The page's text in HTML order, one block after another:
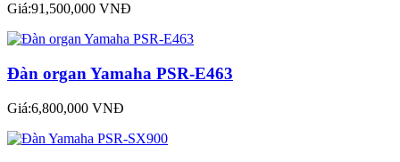
Giá:91,500,000 VNĐ
Đàn organ Yamaha PSR-E463
Giá:6,800,000 VNĐ